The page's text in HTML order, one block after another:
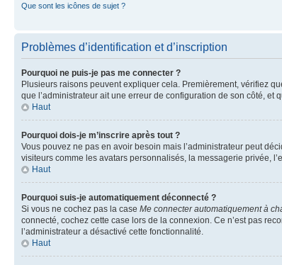
Que sont les icônes de sujet ?
Problèmes d’identification et d’inscription
Pourquoi ne puis-je pas me connecter ?
Plusieurs raisons peuvent expliquer cela. Premièrement, vérifiez
que l’administrateur ait une erreur de configuration de son côté, et
Haut
Pourquoi dois-je m’inscrire après tout ?
Vous pouvez ne pas en avoir besoin mais l’administrateur peut
visiteurs comme les avatars personnalisés, la messagerie privée,
Haut
Pourquoi suis-je automatiquement déconnecté ?
Si vous ne cochez pas la case Me connecter automatiquement à
connecté, cochez cette case lors de la connexion. Ce n’est pas
l’administrateur a désactivé cette fonctionnalité.
Haut